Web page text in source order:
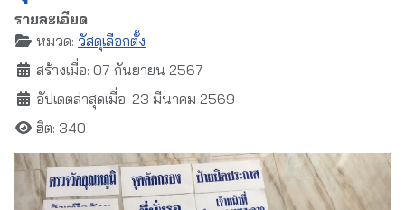
รายละเอียด
หมวด: วัสดุเลือกตั้ง
สร้างเมื่อ: 07 กันยายน 2567
อัปเดตล่าสุดเมื่อ: 23 มีนาคม 2569
ฮิต: 340